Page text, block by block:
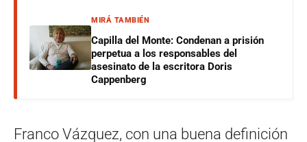
MIRÁ TAMBIÉN
Capilla del Monte: Condenan a prisión
perpetua a los responsables del
asesinato de la escritora Doris
Cappenberg
Franco Vázquez, con una buena definición